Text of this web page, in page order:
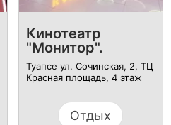
Кинотеатр
"Монитор".
Туапсе ул. Сочинская, 2, ТЦ
Красная площадь, 4​ этаж​
Отдых